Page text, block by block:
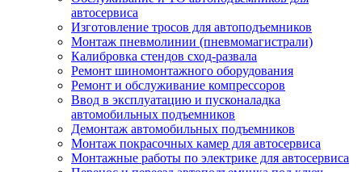
автосервиса
Изготовление тросов для автоподъемников
Монтаж пневмолинии (пневмомагистрали)
Калибровка стендов сход-развала
Ремонт шиномонтажного оборудования
Ремонт и обслуживание компрессоров
Ввод в эксплуатацию и пусконаладка
автомобильных подъемников
Демонтаж автомобильных подъемников
Монтаж покрасочных камер для автосервиса
Монтажные работы по электрике для автосервиса